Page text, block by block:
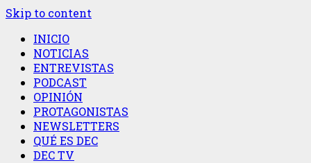
Skip to content
INICIO
NOTICIAS
ENTREVISTAS
PODCAST
OPINIÓN
PROTAGONISTAS
NEWSLETTERS
QUÉ ES DEC
DEC TV